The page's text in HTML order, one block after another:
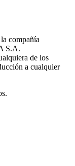
compañía
S.A.
de los
a cualquier